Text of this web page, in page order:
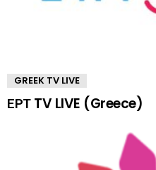
GREEK TV LIVE
ΕΡΤ TV LIVE (Greece)